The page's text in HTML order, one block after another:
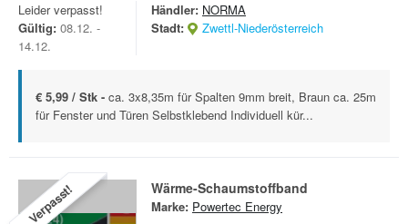
Leider verpasst!
Gültig: 08.12. -
14.12.
Händler: NORMA
Stadt:
Zwettl-Niederösterreich
€ 5,99 / Stk - ca. 3x8,35m für Spalten 9mm breit, Braun ca. 25m
für Fenster und Türen Selbstklebend Individuell kür...
Verpasst! Wärme-Schaumstoffband
Marke: Powertec Energy